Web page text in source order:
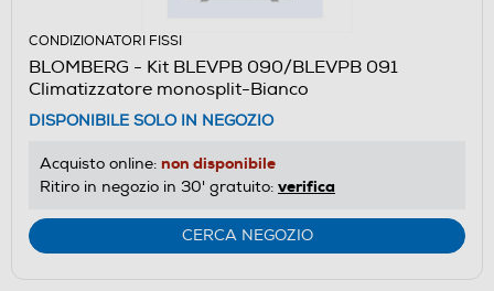
CONDIZIONATORI FISSI
BLOMBERG - Kit BLEVPB 090/BLEVPB 091
Climatizzatore monosplit-Bianco
DISPONIBILE SOLO IN NEGOZIO
Acquisto online: non disponibile
Ritiro in negozio in 30' gratuito: verifica
CERCA NEGOZIO